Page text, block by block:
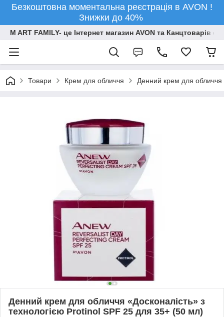
Безкоштовна моментальна реєстрація в AVON !
Знижки до 40%
M ART FAMILY- це Інтернет магазин AVON та Канцтоварів
Товари Крем для обличчя Денний крем для обличчя
Денний крем для обличчя «Досконалість» з
технологією Protinol SPF 25 для 35+ (50 мл)